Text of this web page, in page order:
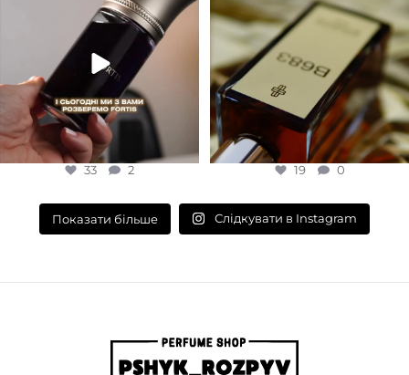
33 2
33 2
19
19 0
Показати більше Слідкувати в Instagram